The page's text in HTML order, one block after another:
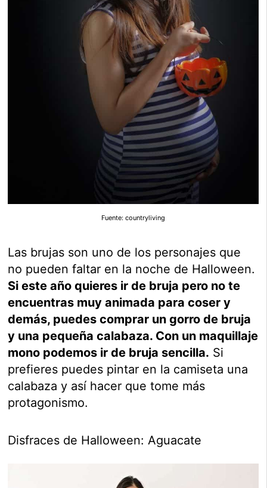
Fuente: countryliving
Las brujas son uno de los personajes que
no pueden faltar en la noche de Halloween.
Si este año quieres ir de bruja pero no te
encuentras muy animada para coser y
demás, puedes comprar un gorro de bruja
y una pequeña calabaza. Con un maquillaje
mono podemos ir de bruja sencilla. Si
prefieres puedes pintar en la camiseta una
calabaza y así hacer que tome más
protagonismo.
Disfraces de Halloween: Aguacate